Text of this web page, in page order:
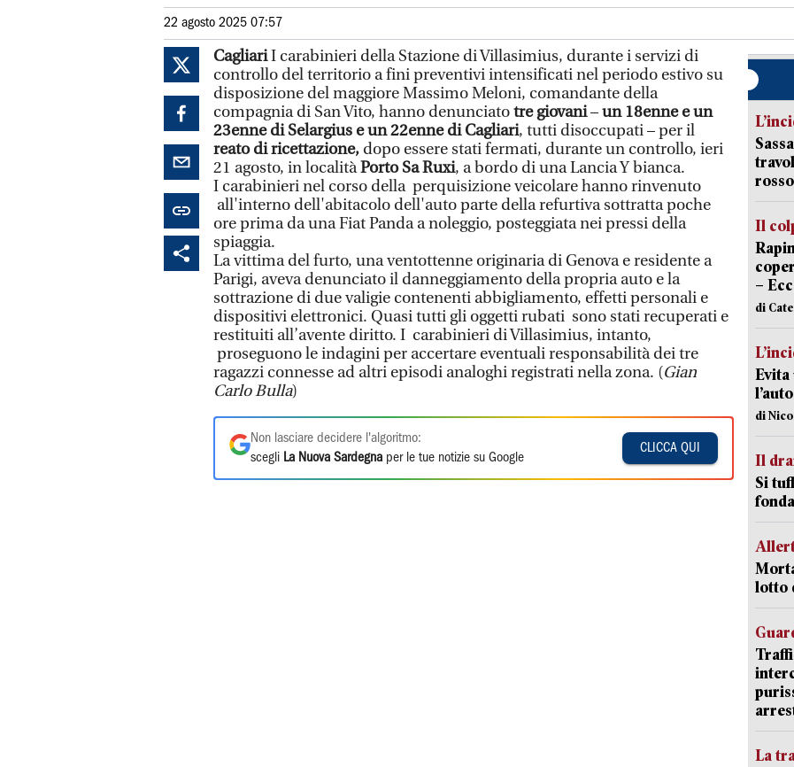
22 agosto 2025 07:57
CagliariI carabinieri della Stazione di Villasimius, durante i servizi di
controllo del territorio a fini preventivi intensificati nel periodo estivo su
disposizione del maggiore Massimo Meloni, comandante della
compagnia di San Vito, hanno denunciatotre giovani–un 18enne e un
23enne di Selargius e un 22enne di Cagliari, tutti disoccupati – per il
reato di ricettazione, dopo essere stati fermati, durante un controllo, ieri
21 agosto, in localitàPorto Sa Ruxi, a bordo di una Lancia Y bianca.
I carabinieri nel corso della perquisizione veicolare hanno rinvenuto
all'interno dell'abitacolo dell'auto parte della refurtiva sottratta poche
ore prima da una Fiat Panda a noleggio, posteggiata nei pressi della
spiaggia.
La vittima del furto, una ventottenne originaria di Genova e residente a
Parigi, aveva denunciato il danneggiamento della propria auto e la
sottrazione di due valigie contenenti abbigliamento, effetti personali e
dispositivi elettronici. Quasi tutti gli oggetti rubati sono stati recuperati e
restituiti all’avente diritto. I carabinieri di Villasimius, intanto,
proseguono le indagini per accertare eventuali responsabilità dei tre
ragazzi connesse ad altri episodi analoghi registrati nella zona. (Gian
Carlo Bulla)
Non lasciare decidere l'algoritmo:
scegli La Nuova Sardegna per le tue notizie su Google
CLICCA QUI
Il
–
di
Evita
di
Il
Si
lotto
La